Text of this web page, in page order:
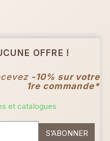
OFFRE !
-10% sur votre
1re commande*
et catalogues
S’ABONNER